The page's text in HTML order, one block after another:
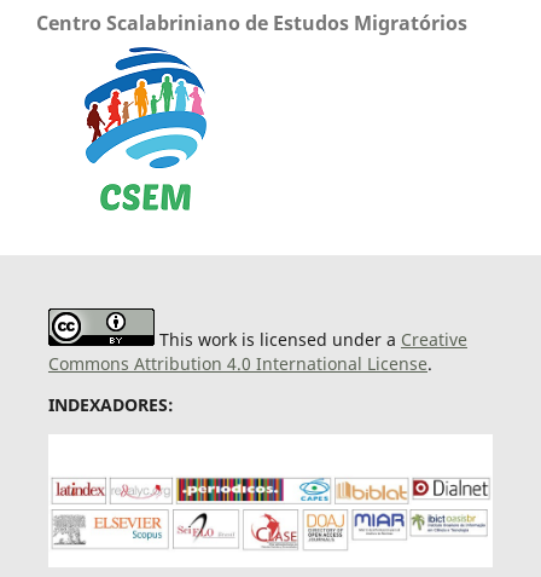
Centro Scalabriniano de Estudos Migratórios
This work is licensed under a Creative
Commons Attribution 4.0 International License.
INDEXADORES: